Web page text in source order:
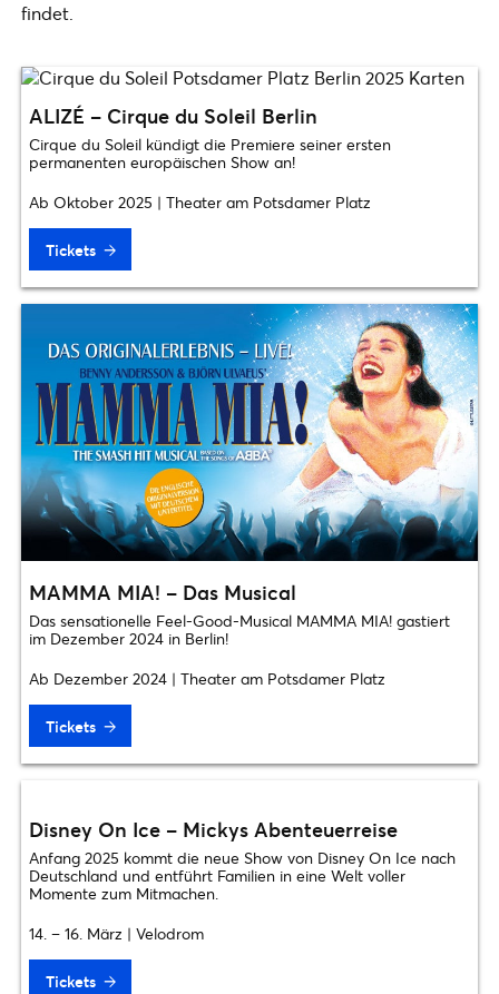
findet.
ALIZÉ – Cirque du Soleil Berlin
Cirque du Soleil kündigt die Premiere seiner ersten
permanenten europäischen Show an!
Ab Oktober 2025 | Theater am Potsdamer Platz
Tickets
MAMMA MIA! – Das Musical
Das sensationelle Feel-Good-Musical MAMMA MIA! gastiert
im Dezember 2024 in Berlin!
Ab Dezember 2024 | Theater am Potsdamer Platz
Tickets
Disney On Ice – Mickys Abenteuerreise
Anfang 2025 kommt die neue Show von Disney On Ice nach
Deutschland und entführt Familien in eine Welt voller
Momente zum Mitmachen.
14. – 16. März | Velodrom
Tickets